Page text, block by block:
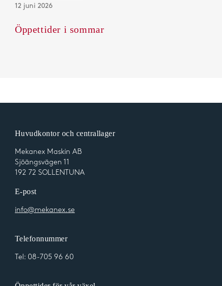
12 juni 2026
Öppettider i sommar
Huvudkontor och centrallager
Mekanex Maskin AB
Sjöängsvägen 11
192 72 SOLLENTUNA
E-post
info@mekanex.se
Telefonnummer
Tel: 08-705 96 60